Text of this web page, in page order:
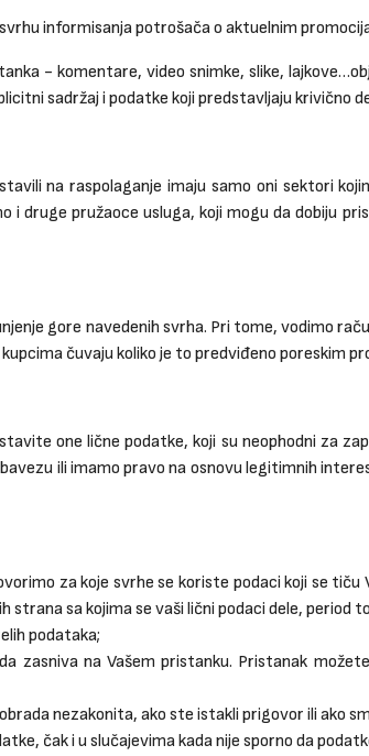
informisanja potrošača o aktuelnim
- komentare, video snimke, slike,
sadržaj i podatke koji predstavljaju krivično
na raspolaganje imaju samo oni sektori
i druge pružaoce usluga, koji mogu da dobiju
gore navedenih svrha. Pri tome, vodimo
čuvaju koliko je to predviđeno poreskim
one lične podatke, koji su neophodni za
ili imamo pravo na osnovu legitimnih
za koje svrhe se koriste podaci koji se
sa kojima se vaši lični podaci dele, period
podataka;
zasniva na Vašem pristanku. Pristanak
nezakonita, ako ste istakli prigovor ili ako
čak i u slučajevima kada nije sporno da